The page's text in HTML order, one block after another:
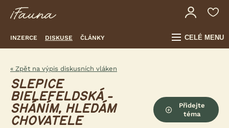
INZERCE DISKUSE ČLÁNKY CELÉ MENU
« Zpět na výpis diskusních vláken
SLEPICE
BIELEFELDSKÁ -
SHÁNÍM, HLEDÁM
CHOVATELE
Přidejte
téma